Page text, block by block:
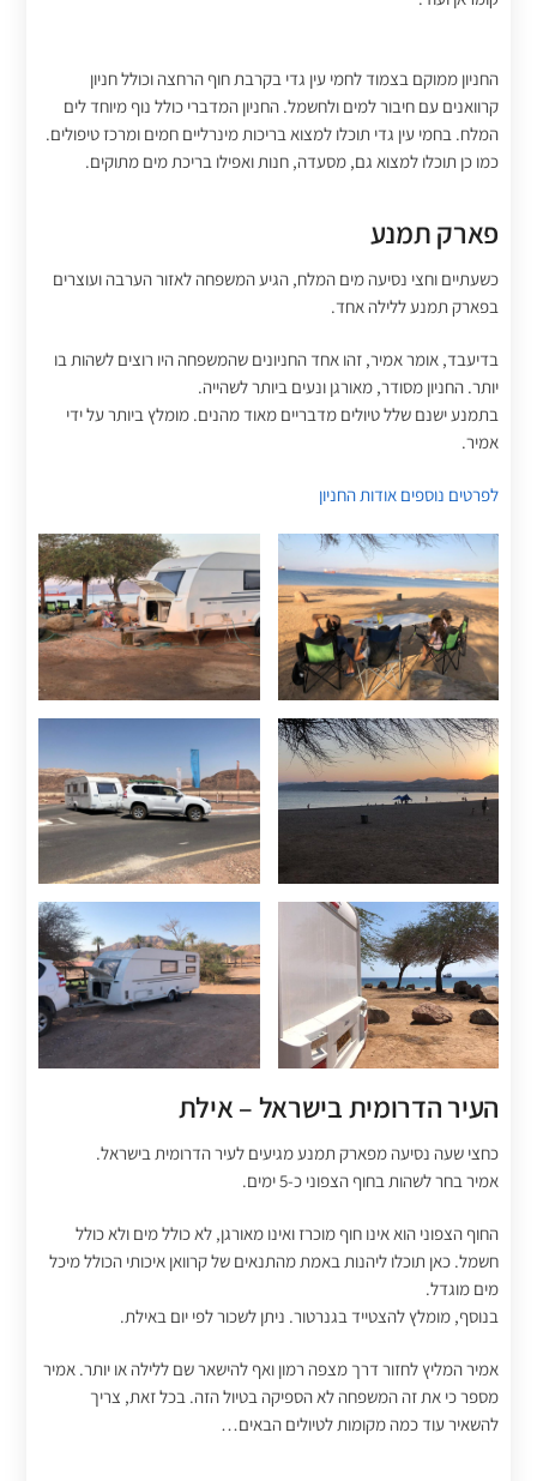
החניון ממוקם בצמוד לחמי עין גדי בקרבת חוף הרחצה וכולל חניון
קרוואנים עם חיבור למים ולחשמל. החניון המדברי כולל נוף מיוחד לים
המלח. בחמי עין גדי תוכלו למצוא בריכות מינרליים חמים ומרכז טיפולים.
כמו כן תוכלו למצוא גם, מסעדה, חנות ואפילו בריכת מים מתוקים.
פארק תמנע
כשעתיים וחצי נסיעה מים המלח, הגיע המשפחה לאזור הערבה ועוצרים
בפארק תמנע ללילה אחד.
בדיעבד, אומר אמיר, זהו אחד החניונים שהמשפחה היו רוצים לשהות בו
יותר. החניון מסודר, מאורגן ונעים ביותר לשהייה.
בתמנע ישנם שלל טיולים מדבריים מאוד מהנים. מומלץ ביותר על ידי
אמיר.
לפרטים נוספים אודות החניון
העיר הדרומית בישראל – אילת
כחצי שעה נסיעה מפארק תמנע מגיעים לעיר הדרומית בישראל.
אמיר בחר לשהות בחוף הצפוני כ-5 ימים.
החוף הצפוני הוא אינו חוף מוכרז ואינו מאורגן, לא כולל מים ולא כולל
חשמל. כאן תוכלו ליהנות באמת מהתנאים של קרוואן איכותי הכולל מיכל
מים מוגדל.
בנוסף, מומלץ להצטייד בגנרטור. ניתן לשכור לפי יום באילת.
אמיר המליץ לחזור דרך מצפה רמון ואף להישאר שם ללילה או יותר. אמיר
מספר כי את זה המשפחה לא הספיקה בטיול הזה. בכל זאת, צריך
להשאיר עוד כמה מקומות לטיולים הבאים…